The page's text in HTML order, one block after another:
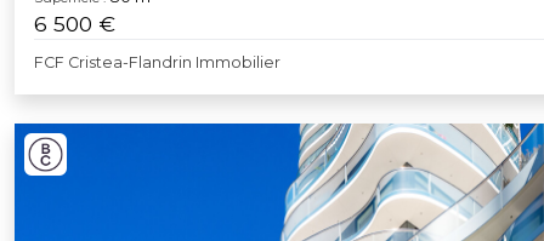
6 500 €
FCF Cristea-Flandrin Immobilier